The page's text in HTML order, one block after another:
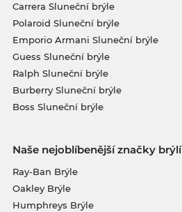
Carrera Sluneční brýle
Polaroid Sluneční brýle
Emporio Armani Sluneční brýle
Guess Sluneční brýle
Ralph Sluneční brýle
Burberry Sluneční brýle
Boss Sluneční brýle
Naše nejoblíbenější značky brýlí
Ray-Ban Brýle
Oakley Brýle
Humphreys Brýle